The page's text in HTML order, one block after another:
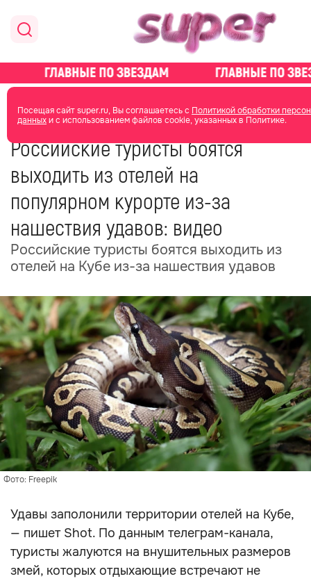
Посещая сайт super.ru, Вы соглашаетесь с Политикой обработки
данныхи с использованием файлов cookie, указанных в Политике.
главная общество
Российские туристы боятся
выходить из отелей на
популярном курорте из-за
нашествия удавов: видео
Российские туристы боятся выходить из
отелей на Кубе из-за нашествия удавов
Фото: Freepik
Удавы заполонили территории отелей на Кубе,
— пишет Shot. По данным телеграм-канала,
туристы жалуются на внушительных размеров
змей, которых отдыхающие встречают не